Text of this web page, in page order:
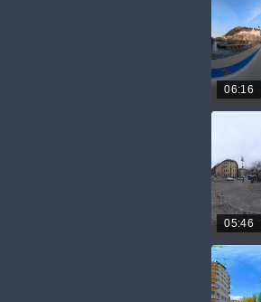
06:16
05:46